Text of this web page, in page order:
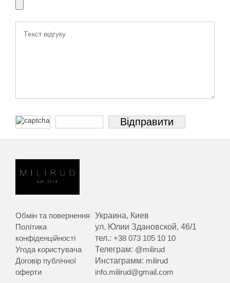
Обмін та повернення
Політика
конфіденційності
Угода користувача
Договір публічної
оферти
Украина, Киев
ул. Юлии Здановской, 46/1
тел.:+38 073 105 10 10
Телеграм: @milirud
Инстаграмм: milirud
info.milirud@gmail.com